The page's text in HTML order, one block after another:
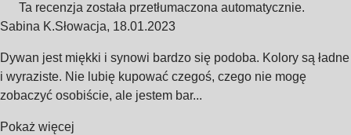
Ta recenzja została przetłumaczona automatycznie.
Sabina K.Słowacja, 18.01.2023
Dywan jest miękki i synowi bardzo się podoba. Kolory są ładne
i wyraziste. Nie lubię kupować czegoś, czego nie mogę
zobaczyć osobiście, ale jestem bar...
Pokaż więcej